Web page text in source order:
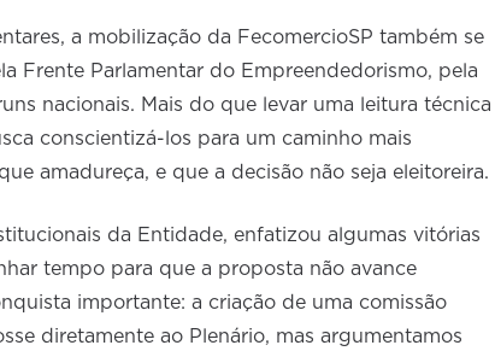
a mobilização da FecomercioSP também se
Frente Parlamentar do Empreendedorismo, pela
nacionais. Mais do que levar uma leitura técnica
conscientizá-los para um caminho mais
amadureça, e que a decisão não seja eleitoreira.
da Entidade, enfatizou algumas vitórias
tempo para que a proposta não avance
importante: a criação de uma comissão
diretamente ao Plenário, mas argumentamos